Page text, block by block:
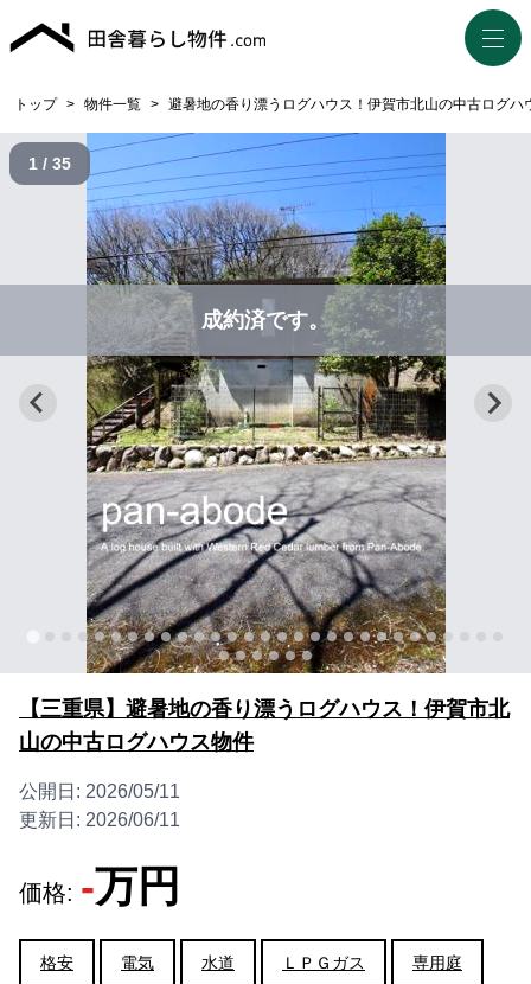
トップ > 物件一覧 > 避暑地の香り漂うログハウス！伊賀市北山の中古ログハ
成約済です。
1 / 35
【三重県】避暑地の香り漂うログハウス！伊賀市北
山の中古ログハウス物件
公開日: 2026/05/11
更新日: 2026/06/11
価格: -万円
格安 電気 水道 ＬＰＧガス 専用庭